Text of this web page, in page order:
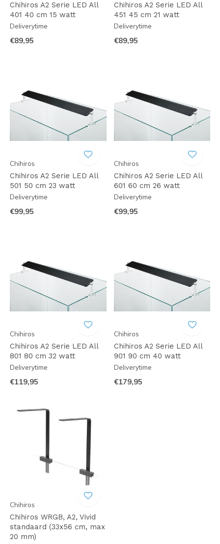
Chihiros A2 Serie LED All
401 40 cm 15 watt
Deliverytime
€89,95
Chihiros A2 Serie LED All
451 45 cm 21 watt
Deliverytime
€89,95
Chihiros
Chihiros A2 Serie LED All
501 50 cm 23 watt
Deliverytime
€99,95
Chihiros
Chihiros A2 Serie LED All
601 60 cm 26 watt
Deliverytime
€99,95
Chihiros
Chihiros A2 Serie LED All
801 80 cm 32 watt
Deliverytime
€119,95
Chihiros
Chihiros A2 Serie LED All
901 90 cm 40 watt
Deliverytime
€179,95
Chihiros
Chihiros WRGB, A2, Vivid
standaard (33x56 cm, max
20 mm)